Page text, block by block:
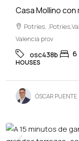
Casa Mollino
Potríes,
Valencia prov
osc438b 6
HOUSES
ÓSCAR PUENTE